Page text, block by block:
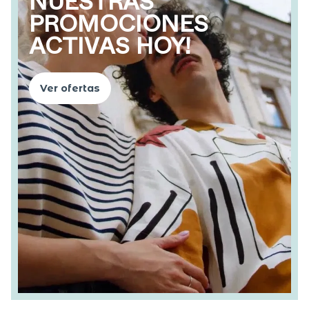
NUESTRAS
PROMOCIONES
ACTIVAS HOY!
Ver ofertas